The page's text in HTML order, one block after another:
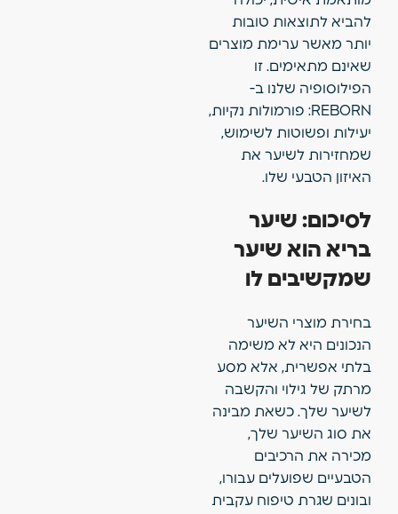
להביא לתוצאות טובות
יותר מאשר ערימת מוצרים
שאינם מתאימים. זו
הפילוסופיה שלנו ב-
REBORN: פורמולות נקיות,
יעילות ופשוטות לשימוש,
שמחזירות לשיער את
האיזון הטבעי שלו.
לסיכום: שיער
בריא הוא שיער
שמקשיבים לו
בחירת מוצרי השיער
הנכונים היא לא משימה
בלתי אפשרית, אלא מסע
מרתק של גילוי והקשבה
לשיער שלך. כשאת מבינה
את סוג השיער שלך,
מכירה את הרכיבים
הטבעיים שפועלים עבורו,
ובונים שגרת טיפוח עקבית